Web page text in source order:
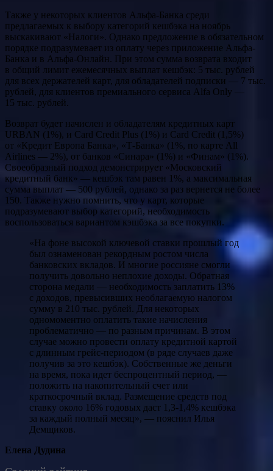
Также у некоторых клиентов Альфа-Банка среди
предлагаемых к выбору категорий кешбэка на ноябрь
выскакивают «Налоги». Однако предложение в обязательном
порядке подразумевает из оплату через приложение Альфа-
Банка и в Альфа-Онлайн. При этом сумма возврата входит
в общий лимит ежемесячных выплат кешбэк: 5 тыс. рублей
для всех держателей карт, для обладателей подписки — 7 тыс.
рублей, для клиентов премиального сервиса Alfa Only —
15 тыс. рублей.
Возврат будет начислен и обладателям кредитных карт
URBAN (1%), и Card Credit Plus (1%) и Card Credit (1,5%)
от «Кредит Европа Банка», «Т-Банка» (1%, по карте All
Airlines — 2%), от банков «Синара» (1%) и «Финам» (1%).
Своеобразный подход демонстрирует «Московский
кредитный банк» — кешбэк там равен 1%, а максимальная
сумма выплат — 500 рублей, однако за раз вернется не более
150. Также нужно помнить, что у карт, которые
подразумевают выбор категорий, необходимость
воспользоваться вариантом кэшбэка за все покупки.
«На фоне высокой ключевой ставки прошлый год
был ознаменован рекордным ростом числа
банковских вкладов. И многие россияне смогли
получить довольно неплохие доходы. Обратная
сторона медали — необходимость заплатить 13%
с доходов, превысивших необлагаемую налогом
сумму в 210 тыс. рублей. Для некоторых
одномоментно оплатить такие начисления
проблематично — по разным причинам. В этом
случае можно провести оплату кредитной картой
с длинным грейс-периодом (в ряде случаев даже
получив за это кешбэк). Собственные же деньги
на время, пока идет беспроцентный период, —
положить на накопительный счет или
краткосрочный вклад. Размещение средств под
ставку около 16% годовых даст 1,3-1,4% кешбэка
за каждый полный месяц», — пояснил Илья
Демщиков.
Елена Дудина